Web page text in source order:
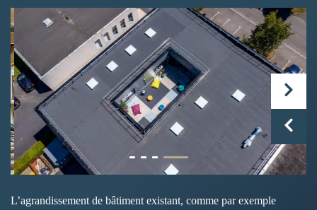
L’agrandissement de bâtiment existant, comme par exemple